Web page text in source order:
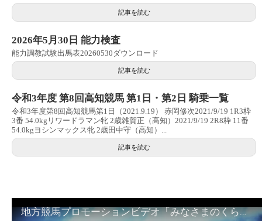
記事を読む
2026年5月30日 能力検査
能力調教試験出馬表20260530ダウンロード
記事を読む
令和3年度 第8回高知競馬 第1日・第2日 騎乗一覧
令和3年度第8回高知競馬第1日（2021.9.19） 赤岡修次2021/9/19 1R3枠
3番 54.0kgリワードラマン牝 2歳雑賀正（高知）2021/9/19 2R8枠 11番
54.0kgヨシンマックス牝 2歳田中守（高知）...
記事を読む
地方競馬プロモーションビデオ「みなさまのくらしのために」30秒篇｜NAR公式